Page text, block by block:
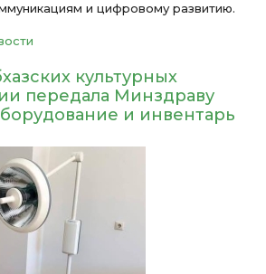
и цифровому развитию.
культурных
передала Минздраву
и инвентарь